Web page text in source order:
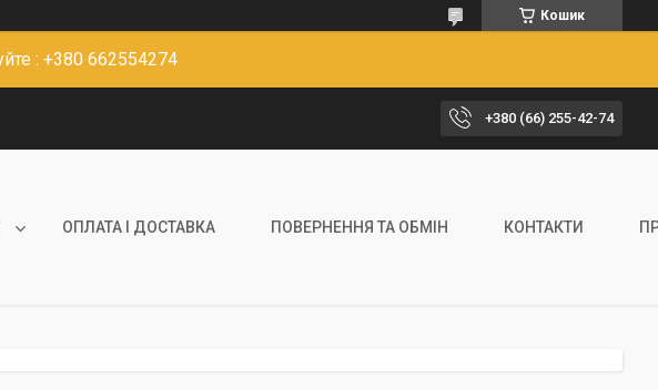
Кошик
: +380 662554274
+380 (66) 255-42-74
ОПЛАТА І ДОСТАВКА ПОВЕРНЕННЯ ТА ОБМІН КОНТАКТИ